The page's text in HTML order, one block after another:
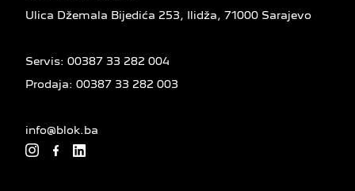
Ulica Džemala Bijedića 253, Ilidža, 71000 Sarajevo
Servis: 00387 33 282 004
Prodaja: 00387 33 282 003
info@blok.ba